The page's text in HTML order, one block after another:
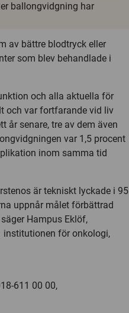
ballongvidgning har
av bättre blodtryck eller
som blev behandlade i
och alla aktuella för
och var fortfarande vid liv
år senare, tre av dem även
var 1,5 procent
inom samma tid
är tekniskt lyckade i 95
uppnår målet förbättrad
Hampus Eklöf,
institutionen för onkologi,
611 00 00,